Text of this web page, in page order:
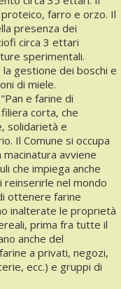
farro e orzo. Il
presenza dei
circa 3 ettari
sperimentali.
gestione dei boschi e
di miele.
e farine di
corta, che
solidarietà e
Il Comune si occupa
avviene
che impiega anche
nel mondo
ottenere farine
inalterate le proprietà
prima fra tutte il
anche del
a privati, negozi,
ecc.) e gruppi di